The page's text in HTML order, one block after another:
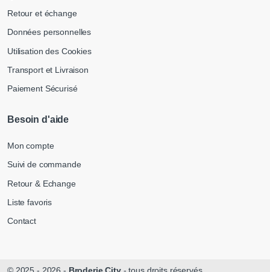
Retour et échange
Données personnelles
Utilisation des Cookies
Transport et Livraison
Paiement Sécurisé
Besoin d'aide
Mon compte
Suivi de commande
Retour & Echange
Liste favoris
Contact